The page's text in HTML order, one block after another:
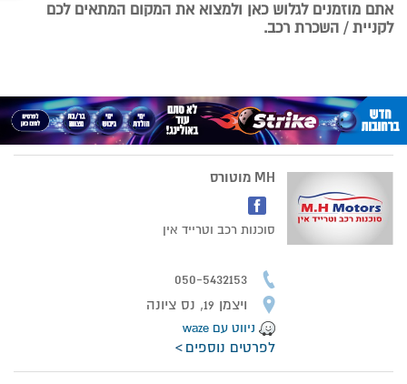
אתם מוזמנים לגלוש כאן ולמצוא את המקום המתאים לכם
לקניית / השכרת רכב.
MH מוטורס
סוכנות רכב וטרייד אין
050-5432153
ויצמן 19, נס ציונה
ניווט עם waze
לפרטים נוספים